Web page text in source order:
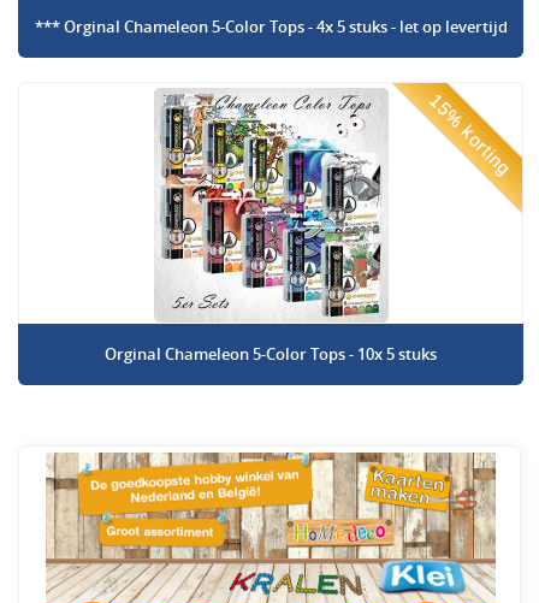
*** Orginal Chameleon 5-Color Tops - 4x 5 stuks - let op levertijd
15% korting
Orginal Chameleon 5-Color Tops - 10x 5 stuks